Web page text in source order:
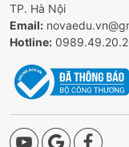
TP. Hà Nội
Email:
Hotline: